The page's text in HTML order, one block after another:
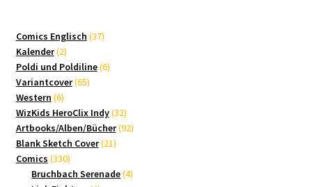
Comics Englisch 3737
Kalender 22
Produkte
Poldi und Poldiline 66
Variantcover 6565
Western 66
Produkte
WizKids HeroClix Indy 3232
Produkte
Artbooks/Alben/Bücher 9292
Blank Sketch Cover 2121
Comics 330330
Produkte
Bruchbach Serenade 44